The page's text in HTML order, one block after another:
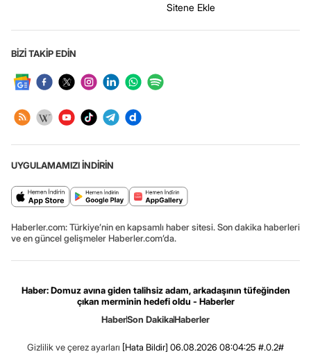
Sitene Ekle
BİZİ TAKİP EDİN
UYGULAMAMIZI İNDİRİN
Haberler.com: Türkiye’nin en kapsamlı haber sitesi. Son dakika haberleri
ve en güncel gelişmeler Haberler.com’da.
Haber: Domuz avına giden talihsiz adam, arkadaşının tüfeğinden
çıkan merminin hedefi oldu - Haberler
HaberSon DakikaHaberler
Gizlilik ve çerez ayarları [Hata Bildir] 06.08.2026 08:04:25 #.0.2#